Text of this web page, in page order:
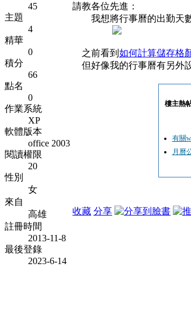
45
主題
4
精華
0
積分
66
點名
0
作業系統
XP
軟體版本
office 2003
閱讀權限
20
性別
女
來自
高雄
註冊時間
2013-11-8
最後登錄
2023-6-14
請教各位先進：
我想將行事曆的出勤天數
之前看到 如何計算儲存格
但好像我的行事曆有另外
樓主熱
有關
月曆
收藏 分享